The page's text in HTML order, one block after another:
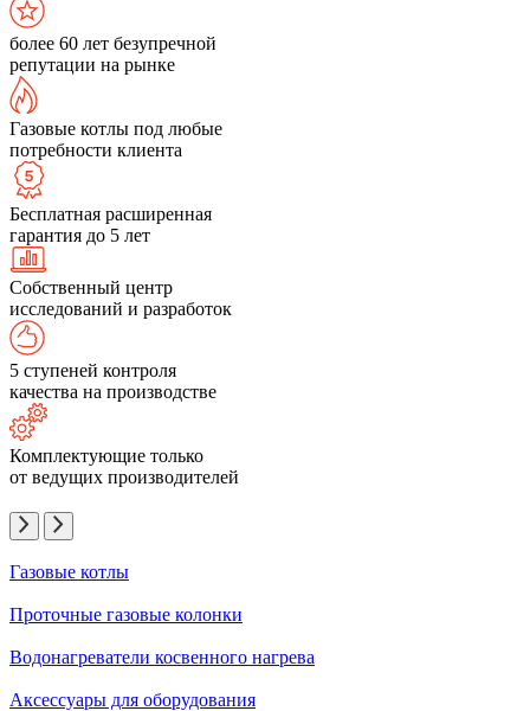
более 60 лет безупречной
репутации на рынке
Газовые котлы под любые
потребности клиента
Бесплатная расширенная
гарантия до 5 лет
Собственный центр
исследований и разработок
5 ступеней контроля
качества на производстве
Комплектующие только
от ведущих производителей
Газовые котлы
Проточные газовые колонки
Водонагреватели косвенного нагрева
Аксессуары для оборудования